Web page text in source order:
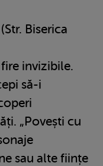
Biserica
invizibile.
să-i
„Povești cu
sau alte ființe